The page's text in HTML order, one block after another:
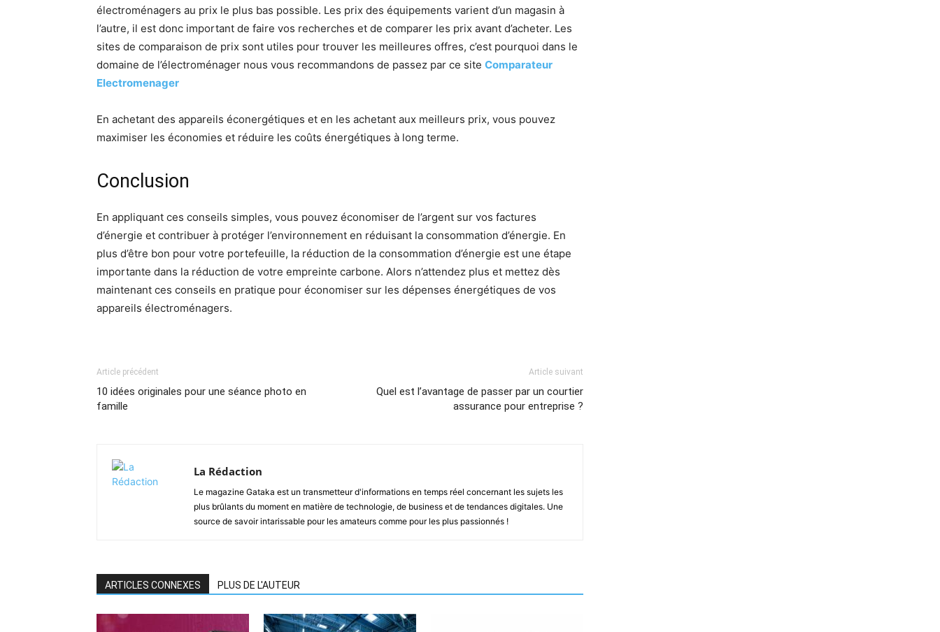
électroménagers au prix le plus bas possible. Les prix des équipements varient d’un magasin à
l’autre, il est donc important de faire vos recherches et de comparer les prix avant d’acheter. Les
sites de comparaison de prix sont utiles pour trouver les meilleures offres, c’est pourquoi dans le
domaine de l’électroménager nous vous recommandons de passez par ce site Comparateur
Electromenager
En achetant des appareils éconergétiques et en les achetant aux meilleurs prix, vous pouvez
maximiser les économies et réduire les coûts énergétiques à long terme.
Conclusion
En appliquant ces conseils simples, vous pouvez économiser de l’argent sur vos factures
d’énergie et contribuer à protéger l’environnement en réduisant la consommation d’énergie. En
plus d’être bon pour votre portefeuille, la réduction de la consommation d’énergie est une étape
importante dans la réduction de votre empreinte carbone. Alors n’attendez plus et mettez dès
maintenant ces conseils en pratique pour économiser sur les dépenses énergétiques de vos
appareils électroménagers.
Article précédent
10 idées originales pour une séance photo en
famille
Article suivant
Quel est l’avantage de passer par un courtier
assurance pour entreprise ?
La Rédaction
Le magazine Gataka est un transmetteur d'informations en temps réel concernant les sujets les
plus brûlants du moment en matière de technologie, de business et de tendances digitales. Une
source de savoir intarissable pour les amateurs comme pour les plus passionnés !
ARTICLES CONNEXES PLUS DE L'AUTEUR